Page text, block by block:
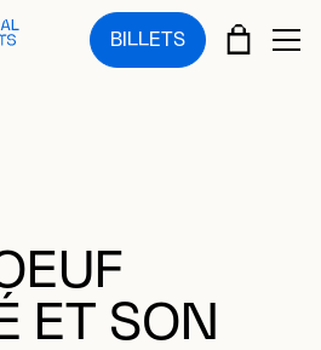
BILLETS PANIER
ET SON